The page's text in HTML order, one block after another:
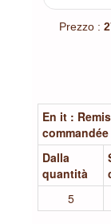
Prezzo :
En it :
commandée
Dalla
quantità
5